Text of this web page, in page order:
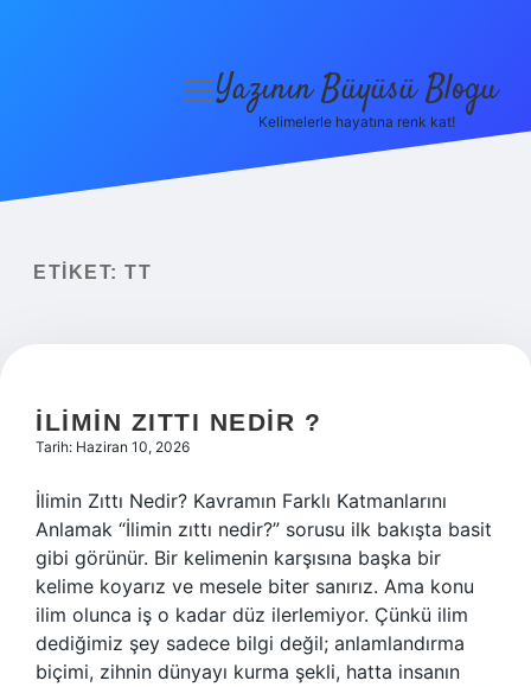
Yasal Uyarı
menüyü
Yazının Büyüsü Blogu
Kelimelerle hayatına renk kat!
ETIKET: TT
İLIMIN ZITTI NEDIR ?
Tarih: Haziran 10, 2026
İlimin Zıttı Nedir? Kavramın Farklı Katmanlarını
Anlamak “İlimin zıttı nedir?” sorusu ilk bakışta basit
gibi görünür. Bir kelimenin karşısına başka bir
kelime koyarız ve mesele biter sanırız. Ama konu
ilim olunca iş o kadar düz ilerlemiyor. Çünkü ilim
dediğimiz şey sadece bilgi değil; anlamlandırma
biçimi, zihnin dünyayı kurma şekli, hatta insanın